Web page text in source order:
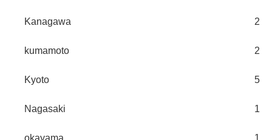
Kanagawa 2
kumamoto 2
Kyoto 5
Nagasaki 1